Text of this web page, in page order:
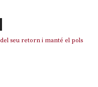
seu retorn i manté el pols